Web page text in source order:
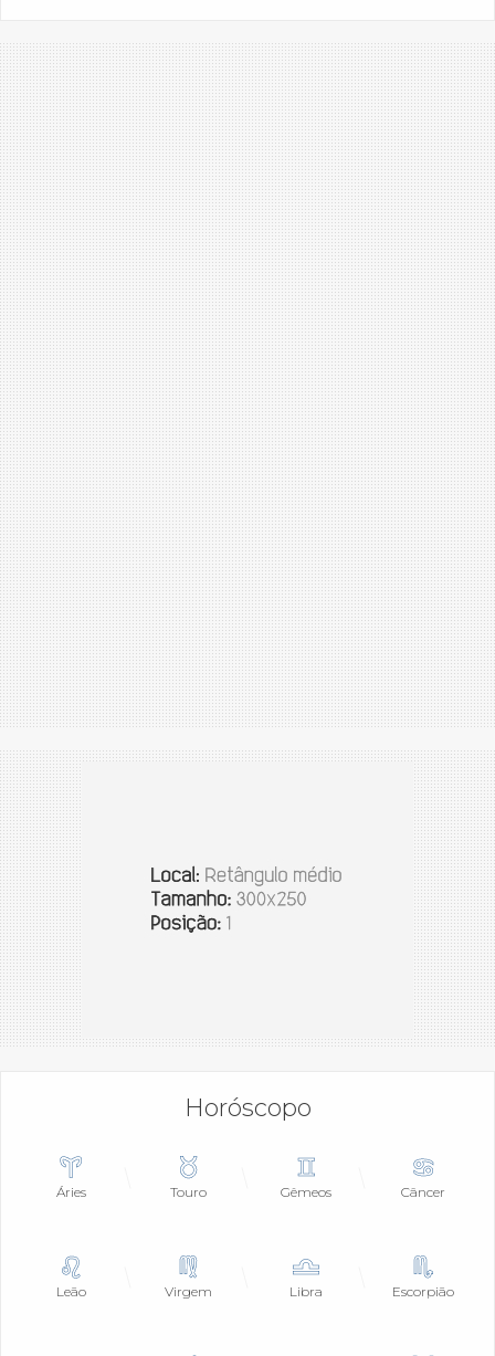
Horóscopo
Áries Touro Gêmeos Câncer
Leão Virgem Libra Escorpião